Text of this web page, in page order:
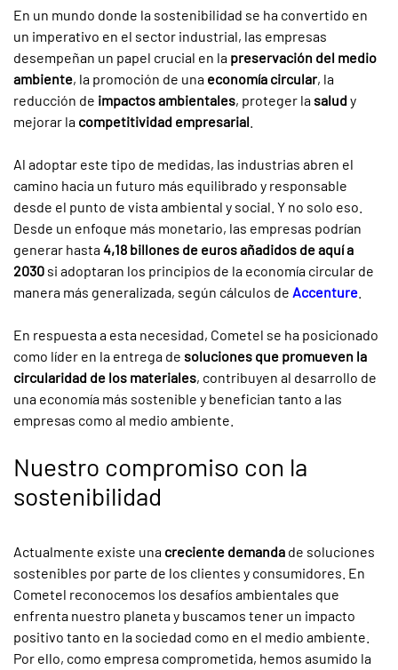
En un mundo donde la sostenibilidad se ha convertido en
un imperativo en el sector industrial, las empresas
desempeñan un papel crucial en la preservación del medio
ambiente, la promoción de una economía circular, la
reducción de impactos ambientales, proteger la saludy
mejorar la competitividad empresarial
Al adoptar este tipo de medidas, las industrias abren el
camino hacia un futuro más equilibrado y responsable
desde el punto de vista ambiental y social. Y no solo eso.
Desde un enfoque más monetario, las empresas podrían
generar hasta4,18 billones de euros añadidos de aquí a
2030 si adoptaran los principios de la economía circular de
manera más generalizada, según cálculos de Accenture
En respuesta a esta necesidad, Cometel se ha posicionado
como líder en la entrega de soluciones que promueven la
circularidad de los materiales, contribuyen al desarrollo de
una economía más sostenible y benefician tanto a las
empresas como al medio ambiente.
Nuestro compromiso con la
sostenibilidad
Actualmente existe una creciente demanda de soluciones
sostenibles por parte de los clientes y consumidores. En
Cometel reconocemos los desafíos ambientales que
enfrenta nuestro planeta y buscamos tener un impacto
positivo tanto en la sociedad como en el medio ambiente.
Por ello, como empresa comprometida, hemos asumido la